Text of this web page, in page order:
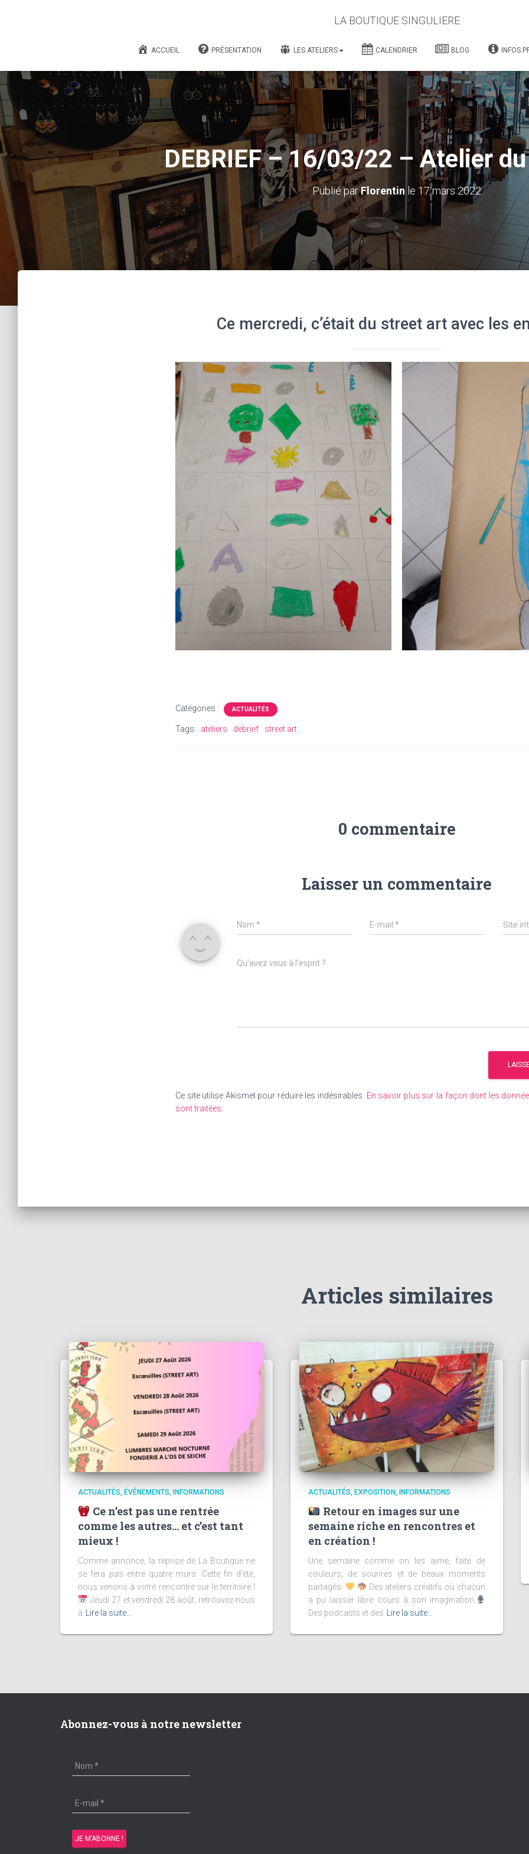
LA BOUTIQUE SINGULIERE
ACCUEIL PRÉSENTATION LES ATELIERS CALENDRIER BLOG INFOS
DEBRIEF – 16/03/22 – Atelier
Publié parFlorentin le 17 mars 2022
Ce mercredi, c’était du street art avec les
Catégories : ACTUALITÉS
Tags: ateliers debrief street art
0 commentaire
Laisser un commentaire
Nom * E-mail* Site
Qu’avez vous à l’esprit ?
Ce site utilise Akismet pour réduire les indésirables. En savoir plus sur la façon dont les
sont traitées
Articles similaires
ACTUALITÉS ÉVÉNEMENTS INFORMATIONS
Ce n’est pas une rentrée
comme les autres… et c’est tant
mieux !
Comme annoncé, la reprise de La Boutique ne
se fera pas entre quatre murs. Cette fin d’été,
nous venons à votre rencontre sur le territoire !
Jeudi 27 et vendredi 28 août, retrouvez-nous
à
Lire la suite…
ACTUALITÉS EXPOSITION INFORMATIONS
Retour en images sur une
semaine riche en rencontres et
en création !
Une semaine comme on les aime, faite de
couleurs, de sourires et de beaux moments
partagés.
Des ateliers créatifs où chacun
a pu laisser libre cours à son imagination.
Des podcasts et des
Lire la suite…
Abonnez-vous à notre newsletter